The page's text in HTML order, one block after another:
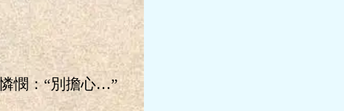
憫：“別擔心…”